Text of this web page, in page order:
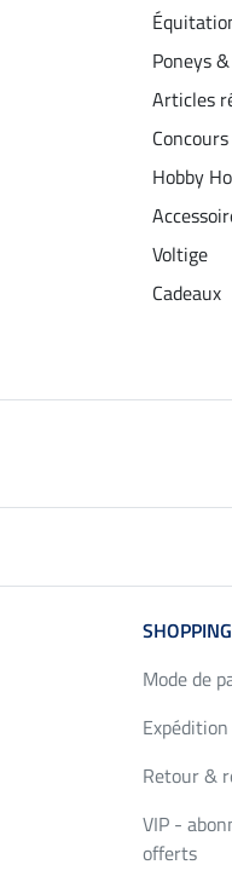
Poneys
Articles
Hobby
Voltige
Cadeaux
Mode de
Retour &
VIP -
offerts